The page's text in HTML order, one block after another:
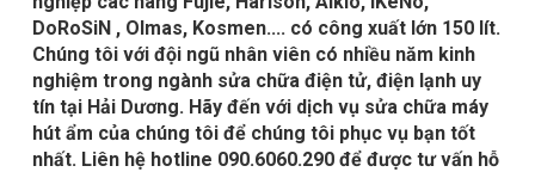
DoRoSiN , Olmas, Kosmen.... có công xuất lớn 150 lít.
Chúng tôi với đội ngũ nhân viên có nhiều năm kinh
nghiệm trong ngành sửa chữa điện tử, điện lạnh uy
tín tại Hải Dương. Hãy đến với dịch vụ sửa chữa máy
hút ẩm của chúng tôi để chúng tôi phục vụ bạn tốt
nhất. Liên hệ hotline 090.6060.290 để được tư vấn hỗ